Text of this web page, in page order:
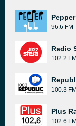
Pepper
96.6 FM
Radio
102.2 FM
100.3 FM
Plus
102.6 FM